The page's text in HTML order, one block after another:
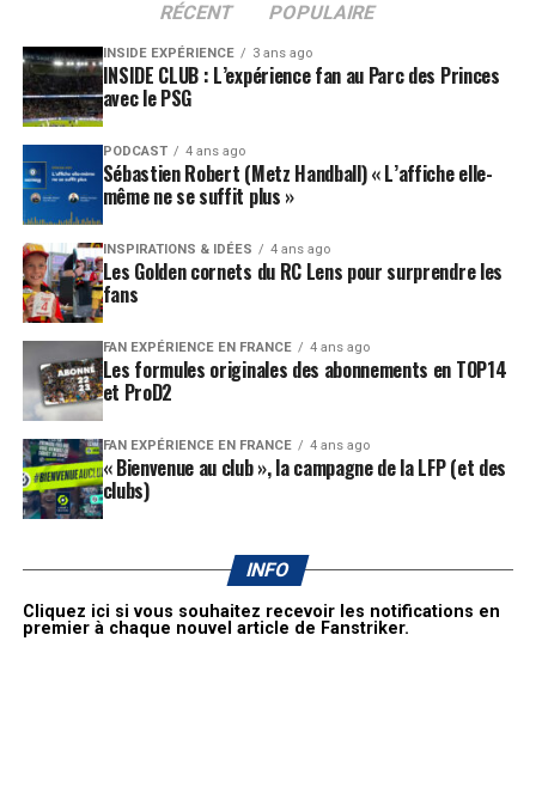
RÉCENT POPULAIRE
INSIDE EXPÉRIENCE 3 ans ago
INSIDE CLUB : L’expérience fan au Parc des Princes
avec le PSG
PODCAST 4 ans ago
Sébastien Robert (Metz Handball) « L’affiche elle-
même ne se suffit plus »
INSPIRATIONS & IDÉES 4 ans ago
Les Golden cornets du RC Lens pour surprendre les
fans
FAN EXPÉRIENCE EN FRANCE 4 ans ago
Les formules originales des abonnements en TOP14
et ProD2
FAN EXPÉRIENCE EN FRANCE 4 ans ago
« Bienvenue au club », la campagne de la LFP (et des
clubs)
INFO
Cliquez ici si vous souhaitez recevoir les notifications en
premier à chaque nouvel article de Fanstriker.